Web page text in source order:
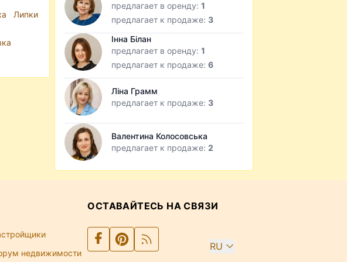
Липки
предлагает в оренду:1
предлагает к продаже: 3
Інна Білан
предлагает в оренду:1
предлагает к продаже:6
Ліна Грамм
предлагает к продаже: 3
Валентина Колосовська
предлагает к продаже:2
недвижимости
ОСТАВАЙТЕСЬ НА СВЯЗИ
RU